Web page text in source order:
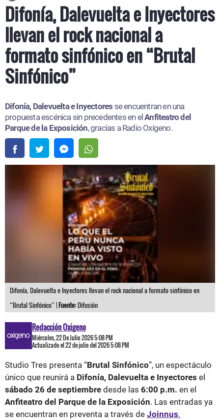
Difonía, Dalevuelta e Inyectores
llevan el rock nacional a
formato sinfónico en “Brutal
Sinfónico”
Difonía, Dalevuelta e Inyectores se encuentran en una
propuesta escénica sin precedentes en elAnfiteatro del
Parque de la Exposición, gracias a Radio Oxígeno.
Difonía, Dalevuelta e Inyectores llevan el rock nacional a formato sinfónico en
“Brutal Sinfónico” |Fuente:Difusión
Redacción Oxigeno
Miércoles, 22 De Julio 2026 5:08 PM
Actualizado el 22 de julio del 2026 5:08 PM
Studio Tres presenta “Brutal Sinfónico”, un espectáculo
único que reunirá a Difonía, Dalevuelta e Inyectores el
sábado 26 de septiembre desde las 6:00 p.m. en el
Anfiteatro del Parque de la Exposición. Las entradas ya
se encuentran en preventa a través de Joinnus.